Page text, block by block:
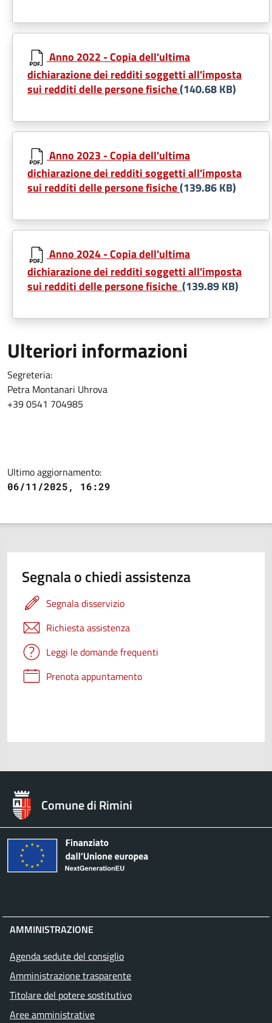
Anno 2022 - Copia dell'ultima
dichiarazione dei redditi soggetti all'imposta
sui redditi delle persone fisiche(140.68 KB)
Anno 2023 - Copia dell'ultima
dichiarazione dei redditi soggetti all'imposta
sui redditi delle persone fisiche(139.86 KB)
Anno 2024 - Copia dell'ultima
dichiarazione dei redditi soggetti all'imposta
sui redditi delle persone fisiche (139.89 KB)
Ulteriori informazioni
Segreteria:
Petra Montanari Uhrova
+39 0541 704985
Ultimo aggiornamento:
06/11/2025, 16:29
Segnala o chiedi assistenza
Segnala disservizio
Richiesta assistenza
Leggi le domande frequenti
Prenota appuntamento
Comune di Rimini
AMMINISTRAZIONE
Agenda sedute del consiglio
Amministrazione trasparente
Titolare del potere sostitutivo
Aree amministrative